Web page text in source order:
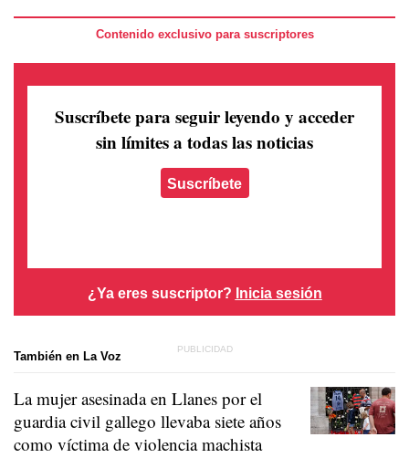
Contenido exclusivo para suscriptores
Suscríbete para seguir leyendo y acceder
sin límites a todas las noticias
Suscríbete
¿Ya eres suscriptor? Inicia sesión
También en La Voz
La mujer asesinada en Llanes por el
guardia civil gallego llevaba siete años
como víctima de violencia machista